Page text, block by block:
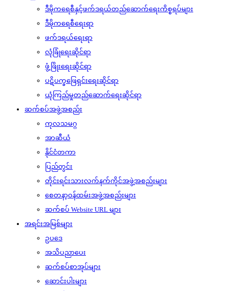
ဒီမိုကရေစီနှင့်ဖက်ဒရယ်တည်ဆောက်‌ရေးကိစ္စရပ်များ
ဒီမိုကရေစီရေးရာ
ဖက်ဒရယ်ရေးရာ
လုံခြုံရေးဆိုင်ရာ
ဖွံ့ဖြိုးရေးဆိုင်ရာ
ပဋိပက္ခဖြေရှင်းရေးဆိုင်ရာ
ယုံကြည်မှုတည်ဆောက်ရေးဆိုင်ရာ
ဆက်စပ်အဖွဲ့အစည်း
ကုလသမဂ္ဂ
အာဆီယံ
နိုင်ငံတကာ
ပြည်တွင်း
တိုင်းရင်းသားလက်နက်ကိုင်အဖွဲ့အစည်းများ
စေတနာ့ဝန်ထမ်းအဖွဲ့အစည်းများ
ဆက်စပ် Website URL များ
အရင်းအမြစ်များ
ဥပဒေ
အသိပညာပေး
ဆက်စပ်စာအုပ်များ
ဆောင်းပါးများ